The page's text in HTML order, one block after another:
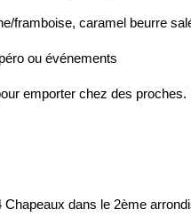
framboise, caramel beurre
ou événements
emporter chez des
Chapeaux dans le 2ème